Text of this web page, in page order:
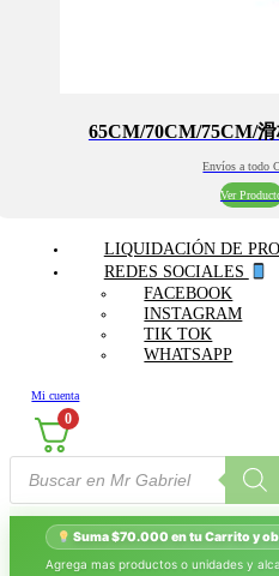
65CM/70CM/75CM/
Envíos a todo
Ver
LIQUIDACIÓN DE
REDES SOCIALES
FACEBOOK
INSTAGRAM
TIK TOK
WHATSAPP
Mi cuenta
0
Búsqueda
productos
Suma $70.000 en tu Carrito y
Agrega mas productos o unidades y